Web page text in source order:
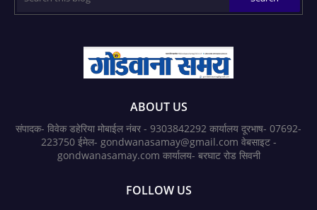
ABOUT US
संपादक- विवेक डहेरिया मोबाईल नंबर - 9303842292 कार्यालय दूरभाष- 07692-
223750 ईमेल- gondwanasamay@gmail.com वेबसाइट -
gondwanasamay.com कार्यालय- बरघाट रोड सिवनी
FOLLOW US